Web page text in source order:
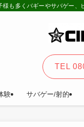
も多くバギーやサバゲー
験 サバゲー/射的
TEL